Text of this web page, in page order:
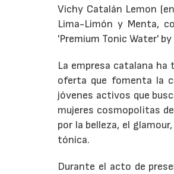
Vichy Catalán Lemon
Lima-Limón y Menta,
'Premium Tonic Water'
La empresa catalana
oferta que fomenta la
jóvenes activos que
mujeres cosmopolitas
por la belleza, el
tónica.
Durante el acto de